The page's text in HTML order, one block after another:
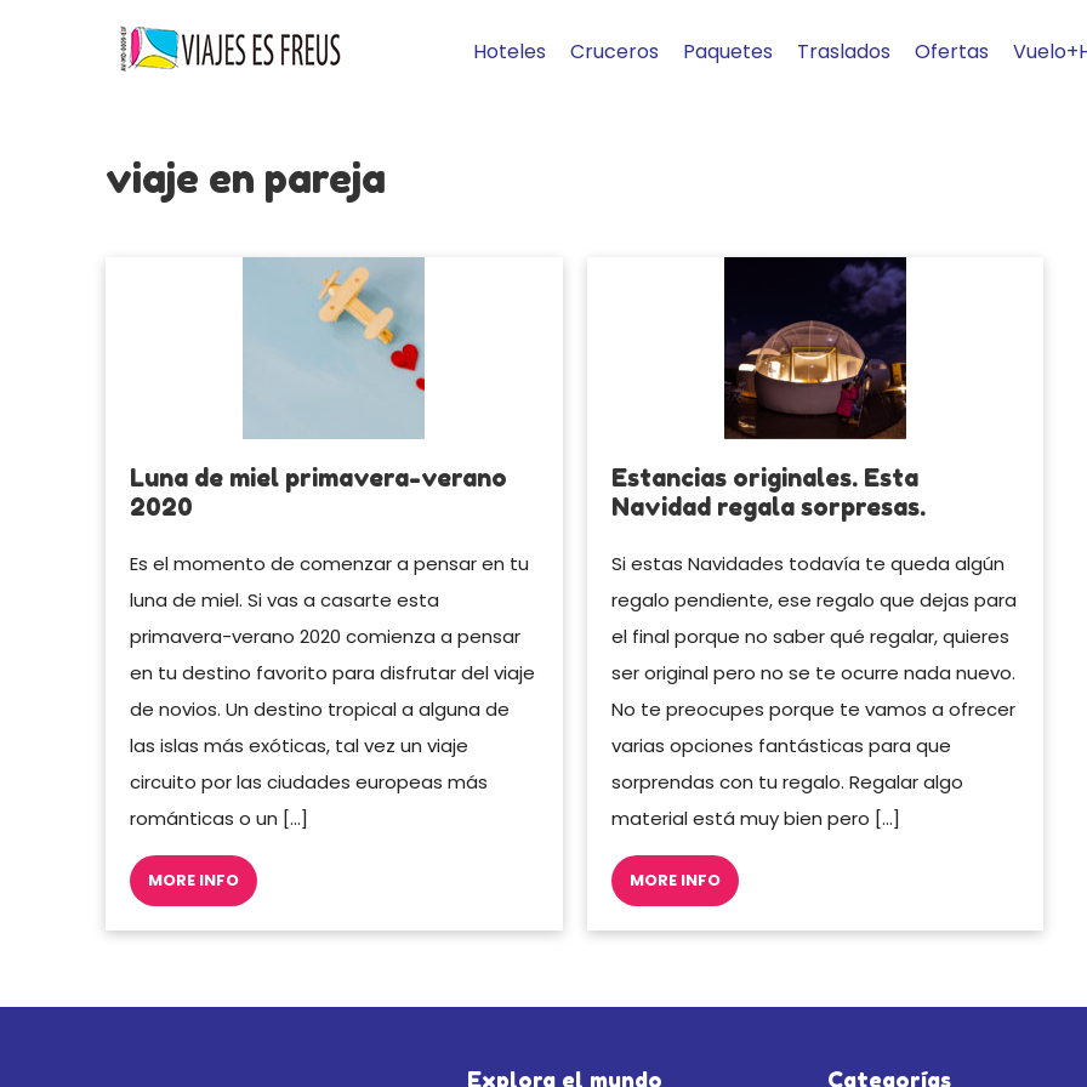
Hoteles Cruceros Paquetes Traslados Ofertas
viaje en pareja
Luna de miel primavera-verano
2020
Es el momento de comenzar a pensar en tu
luna de miel. Si vas a casarte esta
primavera-verano 2020 comienza a pensar
en tu destino favorito para disfrutar del viaje
de novios. Un destino tropical a alguna de
las islas más exóticas, tal vez un viaje
circuito por las ciudades europeas más
románticas o un […]
MORE INFO
Estancias originales. Esta
Navidad regala sorpresas.
Si estas Navidades todavía te queda algún
regalo pendiente, ese regalo que dejas para
el final porque no saber qué regalar, quieres
ser original pero no se te ocurre nada nuevo.
No te preocupes porque te vamos a ofrecer
varias opciones fantásticas para que
sorprendas con tu regalo. Regalar algo
material está muy bien pero […]
MORE INFO
Explora el mundo Categorías